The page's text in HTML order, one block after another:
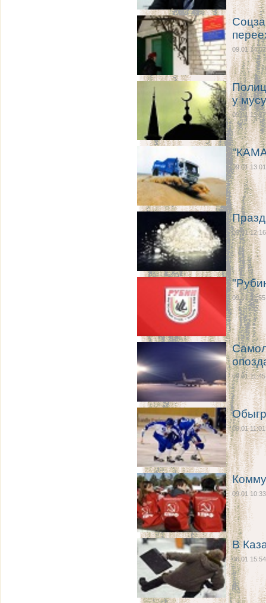
09.01 14:02
у
09.01 13:37
09.01 13:01
09.01 12:16
09.01 11:55
09.01 11:45
09.01 11:01
09.01 10:33
В
06.01 15:54